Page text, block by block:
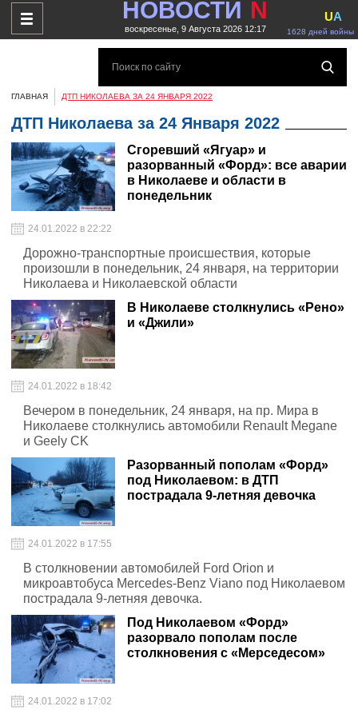
НОВОСТИ N
воскресенье, 9 Августа 2026 12:17 1628 дней войны
UA
ГЛАВНАЯ ДТП НИКОЛАЕВА ЗА 24 ЯНВАРЯ 2022
ДТП Николаева за 24 Января 2022
Сгоревший «Ягуар» и
разорванный «Форд»: все аварии
в Николаеве и области в
понедельник
24.01.2022 в 22:22
Дорожно-транспортные происшествия, которые
произошли в понедельник, 24 января, на территории
Николаева и Николаевской области
В Николаеве столкнулись «Рено»
и «Джили»
24.01.2022 в 18:42
Вечером в понедельник, 24 января, на пр. Мира в
Николаеве столкнулись автомобили Renault Megane
и Geely CK
Разорванный пополам «Форд»
под Николаевом: в ДТП
пострадала 9-летняя девочка
24.01.2022 в 17:55
В столкновении автомобилей Ford Orion и
микроавтобуса Mercedes-Benz Viano под Николаевом
пострадала 9-летняя девочка.
Под Николаевом «Форд»
разорвало пополам после
столкновения с «Мерседесом»
24.01.2022 в 17:02